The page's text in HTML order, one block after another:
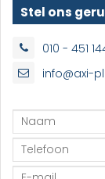
Stel ons
010 - 451
info@axi-